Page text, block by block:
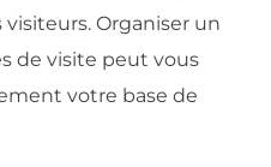
Organiser un
de visite peut vous
votre base de